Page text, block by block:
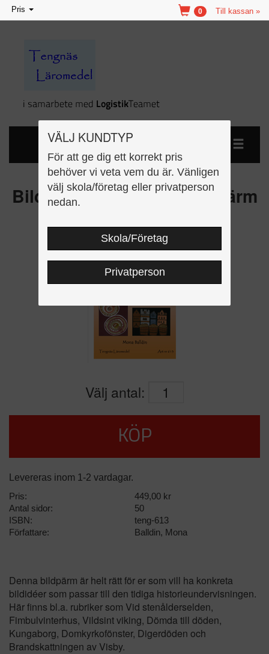
VÄLJ KUNDTYP
För att ge dig ett korrekt pris
behöver vi veta vem du är. Vänligen
välj skola/företag eller privatperson
nedan.
Skola/Företag
Privatperson
Toggle
navigation
Pris Till kassan »
0
Bildbanken Historia 1 Idépärm
Välj antal:
KÖP
Levereras inom 1-2 vardagar.
Pris:
449,00 kr
Antal sidor:
50
ISBN:
teng-613
Författare:
Balldin, Mona
Denna bildpärm är helt rätt för er som vill ha konkreta
bildidéer som passar till den tidiga historieundervisningen.
Här finns bl.a. rubriker som Vid stenålderselden,
Fimbulvinterhus, Vildsint viking, Dömda till döden,
Kungaborg, Domkyrkofönster, Digerdöden och
Brandskattningen av Visby.